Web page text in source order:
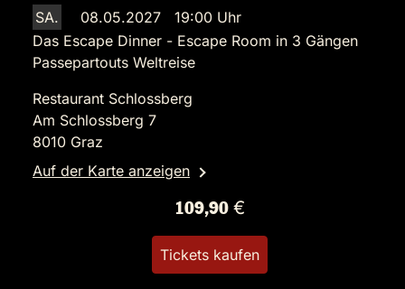
SA.
08.05.2027 19:00 Uhr
Das Escape Dinner - Escape Room in 3 Gängen
Passepartouts Weltreise
Restaurant Schlossberg
Am Schlossberg 7
8010 Graz
Auf der Karte anzeigen
109,90 €
Tickets kaufen